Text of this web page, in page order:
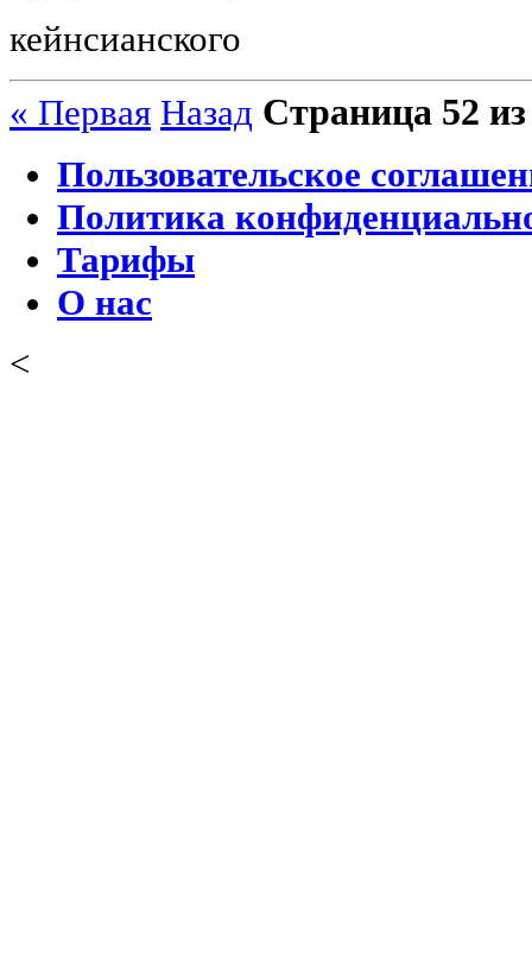
кейнсианского
« Первая Назад Страница 52
Пользовательское
Политика
Тарифы
О нас
<